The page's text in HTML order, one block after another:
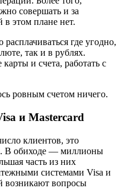
совершать и за
этом плане нет.
где угодно,
так и в рублях.
и счета, работать с
ровным счетом ничего.
и Mastercard
клиентов, это
В обиходе — миллионы
часть из них
системами Visa и
возникают вопросы